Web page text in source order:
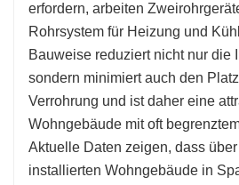
erfordern, arbeiten
Rohrsystem für Heizung und
Bauweise reduziert nicht nur die
sondern minimiert auch den
Verrohrung und ist daher eine
Wohngebäude mit oft
Aktuelle Daten zeigen, dass
installierten Wohngebäude in